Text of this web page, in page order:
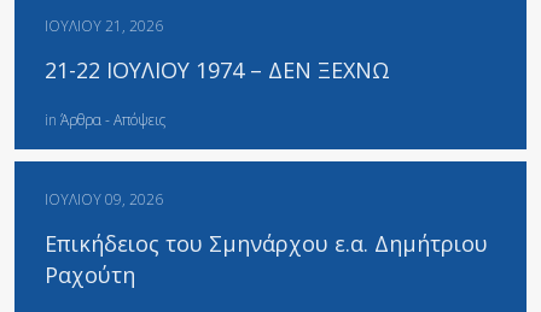
ΙΟΥΛΊΟΥ 21, 2026
21-22 ΙΟΥΛΙΟΥ 1974 – ΔΕΝ ΞΕΧΝΩ
in Άρθρα - Απόψεις
ΙΟΥΛΊΟΥ 09, 2026
Επικήδειος του Σμηνάρχου ε.α. Δημήτριου
Ραχούτη